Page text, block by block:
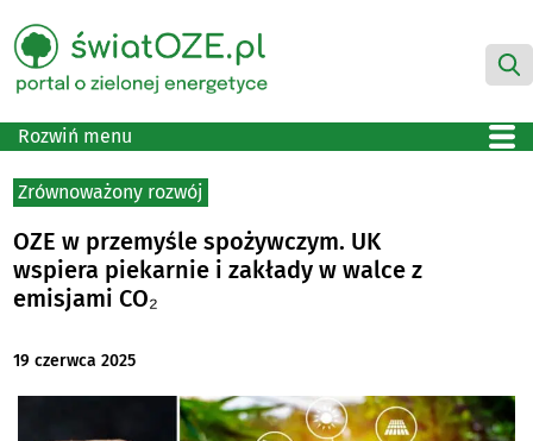
Rozwiń menu
Zrównoważony rozwój
OZE w przemyśle spożywczym. UK
wspiera piekarnie i zakłady w walce z
emisjami CO₂
19 czerwca 2025